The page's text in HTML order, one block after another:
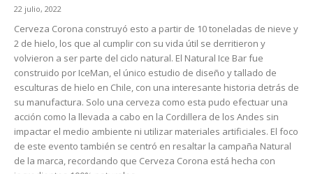
22 julio, 2022
Cerveza Corona construyó esto a partir de 10 toneladas de nieve y
2 de hielo, los que al cumplir con su vida útil se derritieron y
volvieron a ser parte del ciclo natural. El Natural Ice Bar fue
construido por IceMan, el único estudio de diseño y tallado de
esculturas de hielo en Chile, con una interesante historia detrás de
su manufactura. Solo una cerveza como esta pudo efectuar una
acción como la llevada a cabo en la Cordillera de los Andes sin
impactar el medio ambiente ni utilizar materiales artificiales. El foco
de este evento también se centró en resaltar la campaña Natural
de la marca, recordando que Cerveza Corona está hecha con